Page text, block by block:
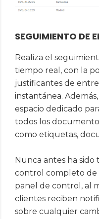
SEGUIMIENTO DE
Realiza el
tiempo real, con la
justificantes de
instantánea.
espacio dedicado
todos los
como etiquetas,
Nunca antes ha
control completo de
panel de control, al
clientes reciben
sobre cualquier